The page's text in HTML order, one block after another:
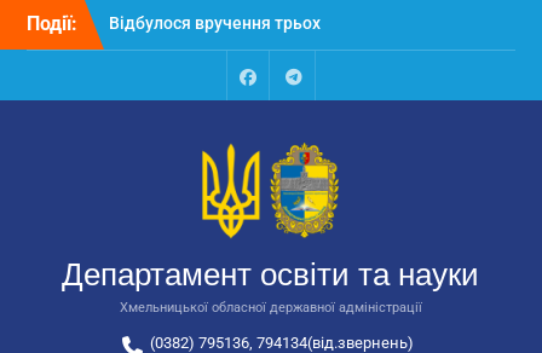
Перейти
Події:
автобусів для потреб
закладів освіти
колегії Департаменту
державної адміністрації
Відбулась обласна
відповідальних за
національно-патріотичне
виховання
FacebookTalegram
Департамент освіти та науки
Хмельницької обласної державної адміністрації
(0382) 795136, 794134(від.звернень)